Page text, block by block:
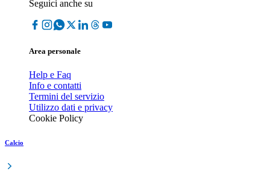
Seguici anche su
Area personale
Help e Faq
Info e contatti
Termini del servizio
Utilizzo dati e privacy
Cookie Policy
Calcio